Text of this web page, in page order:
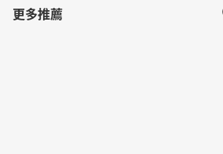
更多推薦